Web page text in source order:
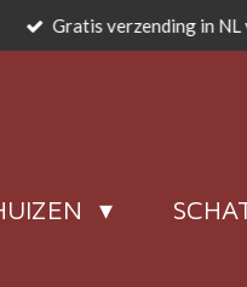
Gratis verzending in